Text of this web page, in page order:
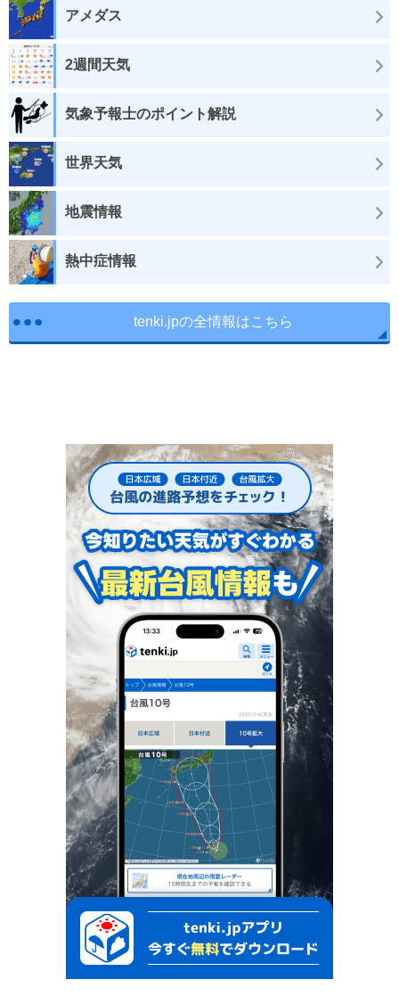
アメダス
2週間天気
気象予報士のポイント解説
世界天気
地震情報
熱中症情報
tenki.jpの全情報はこちら